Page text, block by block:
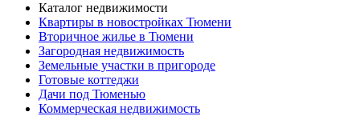
Каталог недвижимости
Квартиры в новостройках Тюмени
Вторичное жилье в Тюмени
Загородная недвижимость
Земельные участки в пригороде
Готовые коттеджи
Дачи под Тюменью
Коммерческая недвижимость